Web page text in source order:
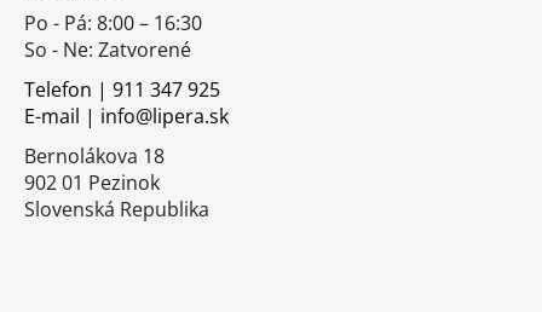
Po - Pá: 8:00 – 16:30
So - Ne: Zatvorené
Telefon | 911 347 925
E-mail | info@lipera.sk
Bernolákova 18
902 01 Pezinok
Slovenská Republika